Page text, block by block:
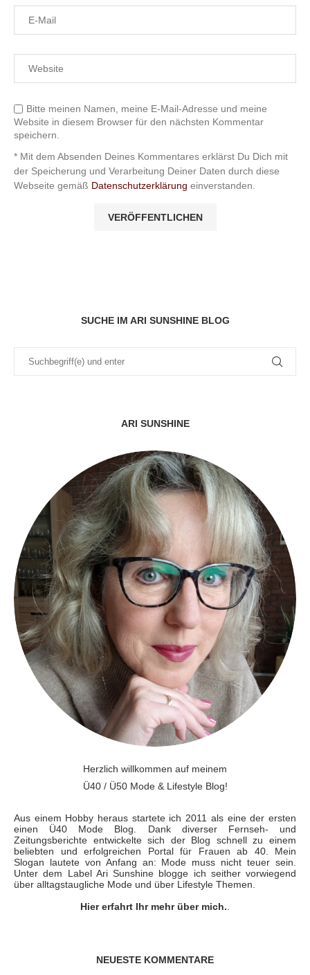
Bitte meinen Namen, meine E-Mail-Adresse und meine
Website in diesem Browser für den nächsten Kommentar
speichern.
* Mit dem Absenden Deines Kommentares erklärst Du Dich mit
der Speicherung und Verarbeitung Deiner Daten durch diese
Webseite gemäß Datenschutzerklärung einverstanden.
SUCHE IM ARI SUNSHINE BLOG
ARI SUNSHINE
Herzlich willkommen auf meinem
Ü40 / Ü50 Mode & Lifestyle Blog!
Aus einem Hobby heraus startete ich 2011 als eine der ersten
einen Ü40 Mode Blog. Dank diverser Fernseh- und
Zeitungsberichte entwickelte sich der Blog schnell zu einem
beliebten und erfolgreichen Portal für Frauen ab 40. Mein
Slogan lautete von Anfang an: Mode muss nicht teuer sein.
Unter dem Label Ari Sunshine blogge ich seither vorwiegend
über alltagstaugliche Mode und über Lifestyle Themen.
Hier erfahrt Ihr mehr über mich.
NEUESTE KOMMENTARE